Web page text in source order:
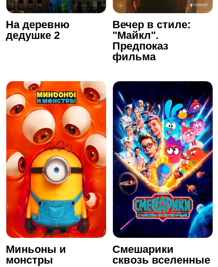
На деревню
дедушке 2
Вечер в стиле:
"Майкл".
Предпоказ
фильма
Миньоны и
монстры
Смешарики
сквозь вселенные